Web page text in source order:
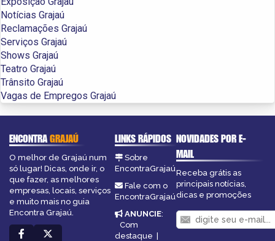
Notícias Grajaú
Reclamações Grajaú
Serviços Grajaú
Shows Grajaú
Teatro Grajaú
Trânsito Grajaú
Vagas de Empregos Grajaú
ENCONTRAGRAJAÚ
O melhor de Grajaú num
só lugar! Dicas, onde ir, o
que fazer, as melhores
empresas, locais, serviços
e muito mais no guia
Encontra Grajaú.
LINKS RÁPIDOS
Sobre
EncontraGrajaú
Fale com o
EncontraGrajaú
ANUNCIE:
Com
destaque |
NOVIDADES POR E-
MAIL
Receba grátis as
principais notícias,
dicas e promoções